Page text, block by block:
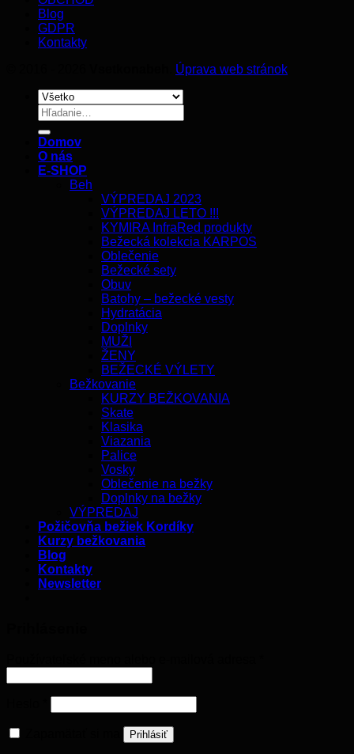
Blog
GDPR
Kontakty
Úprava web stránok
Hľadať:
Domov
O nás
E-SHOP
Beh
VÝPREDAJ 2023
VÝPREDAJ LETO !!!
KYMIRA InfraRed produkty
Bežecká kolekcia KARPOS
Oblečenie
Bežecké sety
Obuv
Batohy – bežecké vesty
Hydratácia
Doplnky
MUŽI
ŽENY
BEŽECKÉ VÝLETY
Bežkovanie
KURZY BEŽKOVANIA
Skate
Klasika
Viazania
Palice
Vosky
Oblečenie na bežky
Doplnky na bežky
VÝPREDAJ
Požičovňa bežiek Kordíky
Kurzy bežkovania
Blog
Kontakty
Newsletter
Prihlásiť